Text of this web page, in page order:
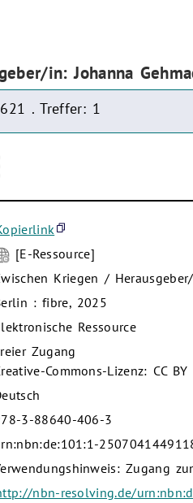
in: Johanna
. Treffer: 1
[E-Ressource]
Kriegen /
: fibre, 2025
Ressource
Zugang
Commons-Lizenz: CC
3-88640-406-3
Zugang
nbn-resolving.de/